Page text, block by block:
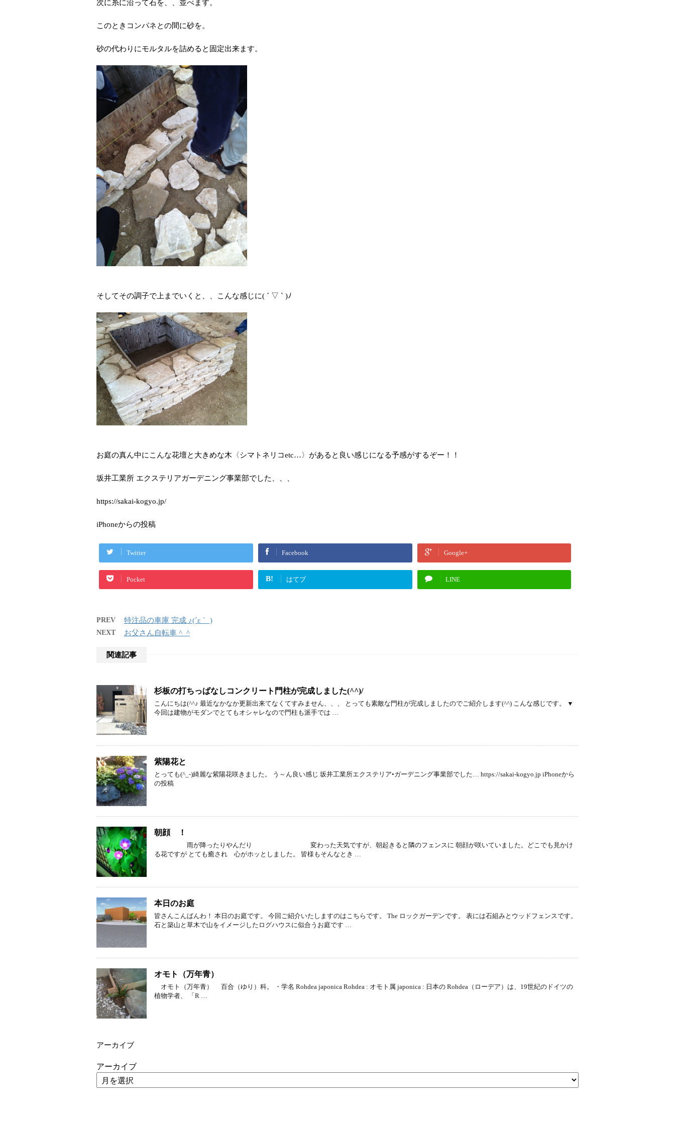
次に糸に沿って石を、、並べます。
このときコンパネとの間に砂を。
砂の代わりにモルタルを詰めると固定出来ます。
そしてその調子で上までいくと、、こんな感じに( ´ ▽ ` )ﾉ
お庭の真ん中にこんな花壇と大きめな木〈シマトネリコetc…〉があると良い感じになる予感がするぞー！！
坂井工業所 エクステリアガーデニング事業部でした、、、
https://sakai-kogyo.jp/
iPhoneからの投稿
Twitter Facebook Google+
Pocket B! はてブ LINE
PREV 特注品の車庫 完成 ♪(´ε｀ )
NEXT お父さん自転車 ^_^
関連記事
杉板の打ちっぱなしコンクリート門柱が完成しました(^^)/
こんにちは(^^♪ 最近なかなか更新出来てなくてすみません、、、 とっても素敵な門柱が完成しましたのでご紹介します(^^) こんな感じです。 ▼
今回は建物がモダンでとてもオシャレなので門柱も派手では …
紫陽花と
とっても(^_-)綺麗な紫陽花咲きました。 う～ん良い感じ 坂井工業所エクステリア•ガーデニング事業部でした… https://sakai-kogyo.jp iPhoneから
の投稿
朝顔 ！
雨が降ったりやんだり 変わった天気ですが、朝起きると隣のフェンスに 朝顔が咲いていました。どこでも見かけ
る花ですが とても癒され 心がホッとしました。 皆様もそんなとき …
本日のお庭
皆さんこんばんわ！ 本日のお庭です。 今回ご紹介いたしますのはこちらです。 The ロックガーデンです。 表には石組みとウッドフェンスです。
石と築山と草木で山をイメージしたログハウスに似合うお庭です …
オモト（万年青）
オモト（万年青） 百合（ゆり）科。 ・学名 Rohdea japonica Rohdea : オモト属 japonica : 日本の Rohdea（ローデア）は、19世紀のドイツの
植物学者、 「R …
アーカイブ
アーカイブ